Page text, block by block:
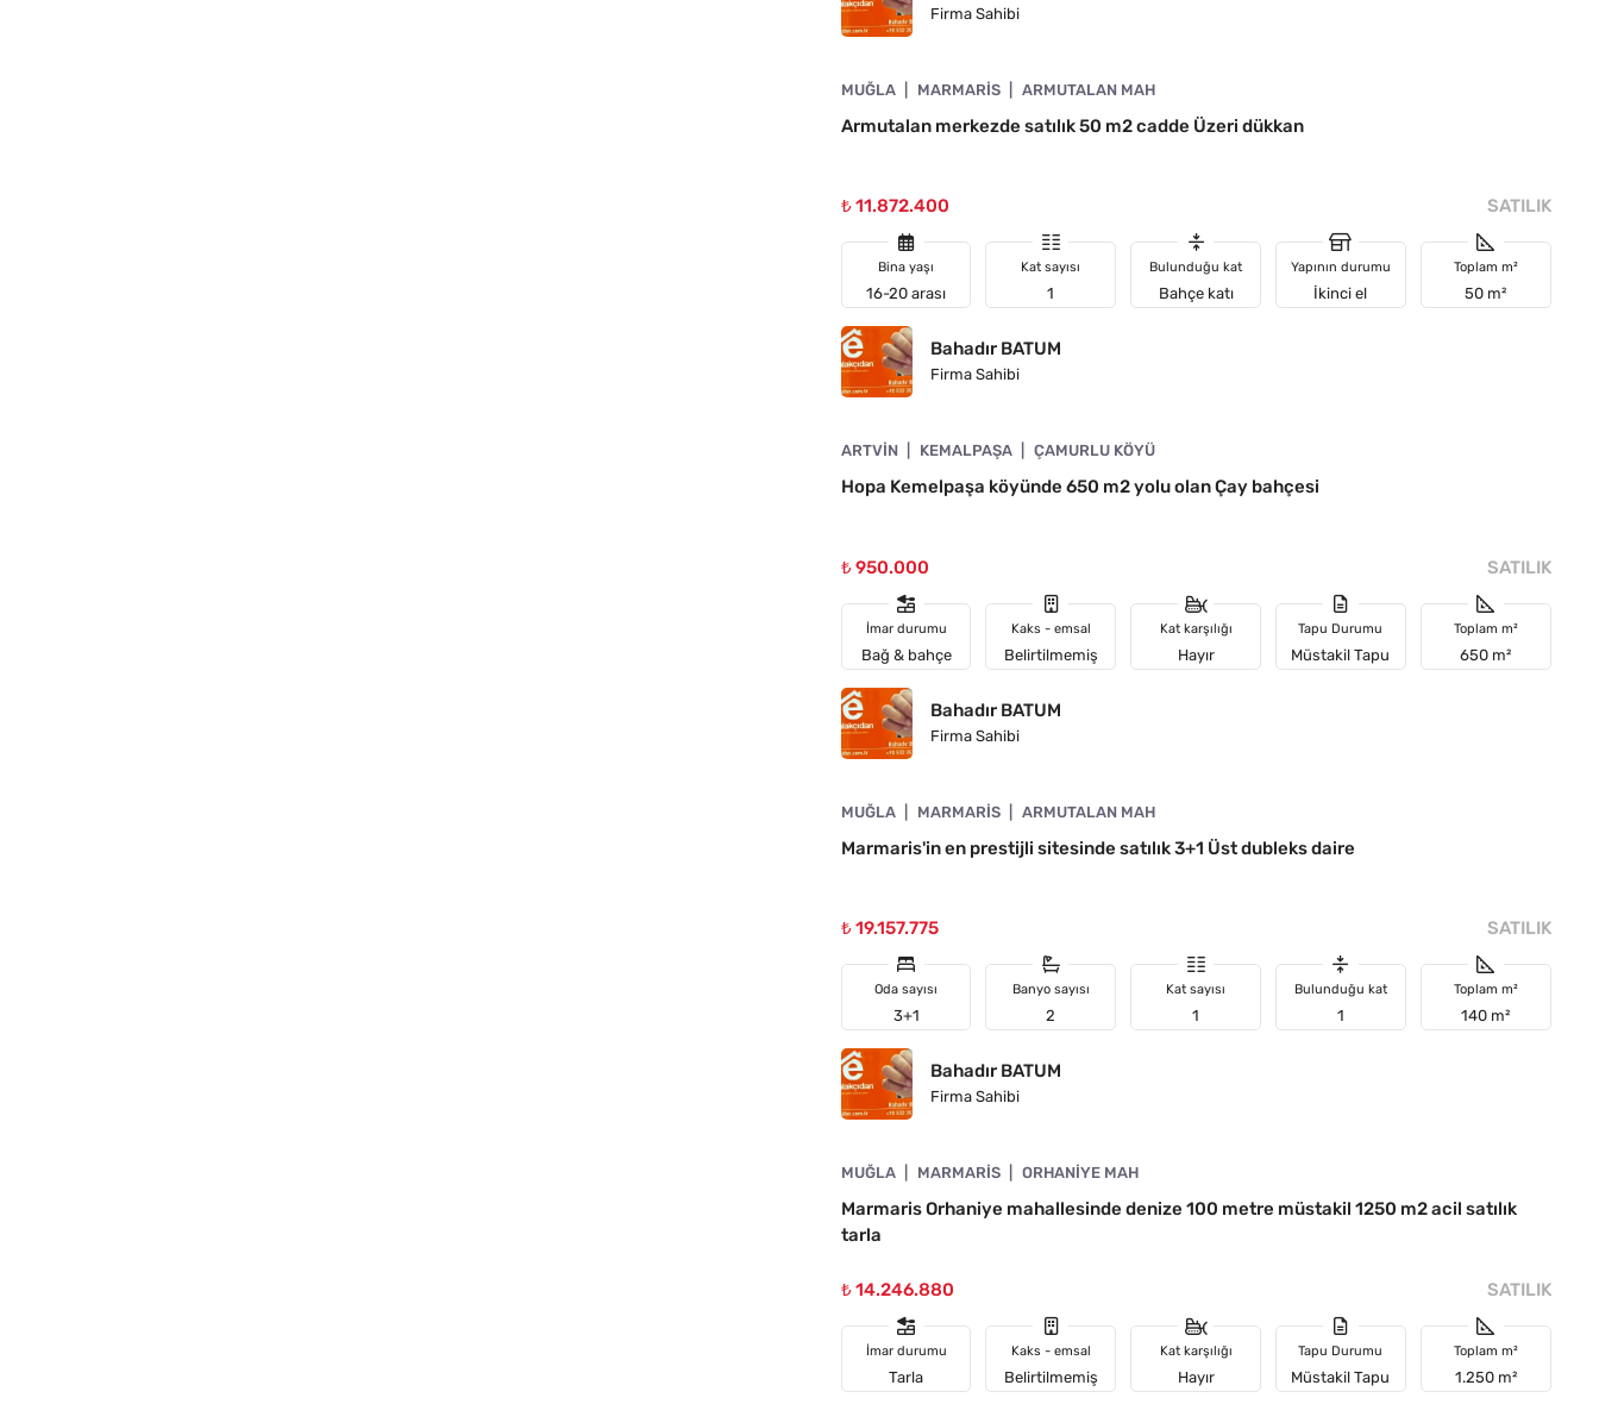
Firma Sahibi
MUĞLA MARMARIS ARMUTALAN MAH
Armutalan merkezde satılık 50 m2 cadde Üzeri dükkan
₺ 11.872.400 SATILIK
Bina yaşı
16-20 arası
Kat sayısı
1
Bulunduğu kat
Bahçe katı
Yapının durumu
İkinci el
Toplam m²
50 m²
Bahadır BATUM
Firma Sahibi
ARTVIN KEMALPAŞA ÇAMURLU KÖYÜ
Hopa Kemelpaşa köyünde 650 m2 yolu olan Çay bahçesi
₺ 950.000 SATILIK
İmar durumu
Bağ & bahçe
Kaks - emsal
Belirtilmemiş
Kat karşılığı
Hayır
Tapu Durumu
Müstakil Tapu
Toplam m²
650 m²
Bahadır BATUM
Firma Sahibi
MUĞLA MARMARIS ARMUTALAN MAH
Marmaris'in en prestijli sitesinde satılık 3+1 Üst dubleks daire
₺ 19.157.775 SATILIK
Oda sayısı
3+1
Banyo sayısı
2
Kat sayısı
1
Bulunduğu kat
1
Toplam m²
140 m²
Bahadır BATUM
Firma Sahibi
MUĞLA MARMARIS ORHANIYE MAH
Marmaris Orhaniye mahallesinde denize 100 metre müstakil 1250 m2 acil satılık
tarla
₺ 14.246.880 SATILIK
İmar durumu
Tarla
Kaks - emsal
Belirtilmemiş
Kat karşılığı
Hayır
Tapu Durumu
Müstakil Tapu
Toplam m²
1.250 m²